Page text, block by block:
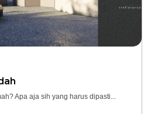
Apa aja sih yang harus dipasti...